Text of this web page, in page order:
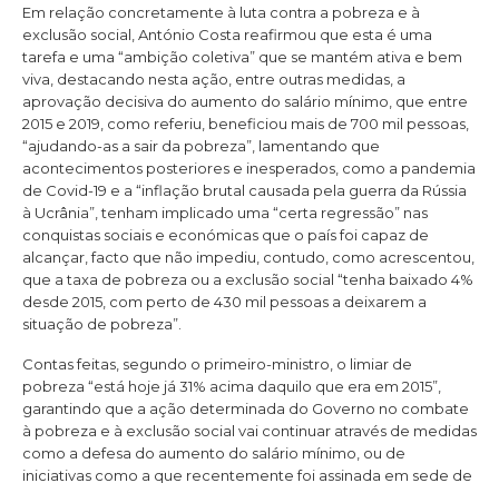
Em relação concretamente à luta contra a pobreza e à
exclusão social, António Costa reafirmou que esta é uma
tarefa e uma “ambição coletiva” que se mantém ativa e bem
viva, destacando nesta ação, entre outras medidas, a
aprovação decisiva do aumento do salário mínimo, que entre
2015 e 2019, como referiu, beneficiou mais de 700 mil pessoas,
“ajudando-as a sair da pobreza”, lamentando que
acontecimentos posteriores e inesperados, como a pandemia
de Covid-19 e a “inflação brutal causada pela guerra da Rússia
à Ucrânia”, tenham implicado uma “certa regressão” nas
conquistas sociais e económicas que o país foi capaz de
alcançar, facto que não impediu, contudo, como acrescentou,
que a taxa de pobreza ou a exclusão social “tenha baixado 4%
desde 2015, com perto de 430 mil pessoas a deixarem a
situação de pobreza”.
Contas feitas, segundo o primeiro-ministro, o limiar de
pobreza “está hoje já 31% acima daquilo que era em 2015”,
garantindo que a ação determinada do Governo no combate
à pobreza e à exclusão social vai continuar através de medidas
como a defesa do aumento do salário mínimo, ou de
iniciativas como a que recentemente foi assinada em sede de